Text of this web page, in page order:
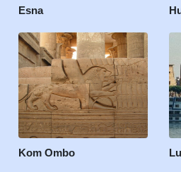
Esna
Kom Ombo